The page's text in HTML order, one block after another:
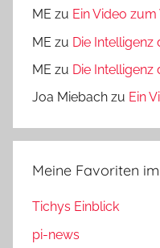
ME zu Ein Video
ME zu Die Intelligenz
ME zu Die Intelligenz
Joa Miebach zu Ein
Meine Favoriten
Tichys Einblick
pi-news